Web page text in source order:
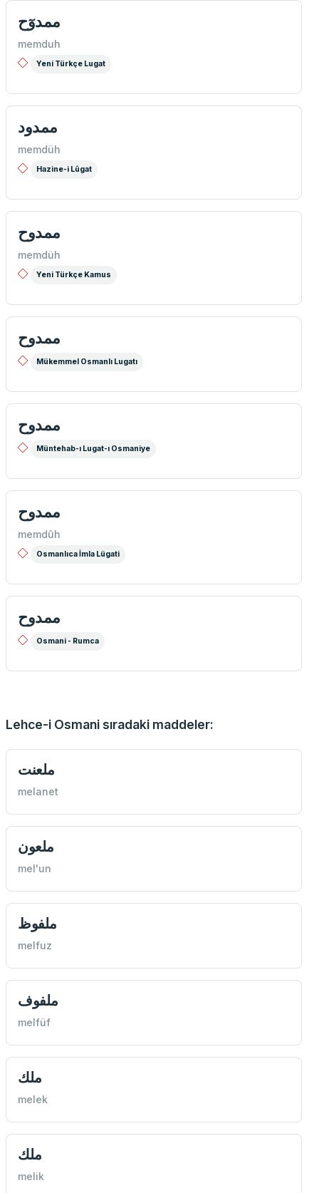
ممدوٓح
memduh
Yeni Türkçe Lugat
ممدود
memdüh
Hazine-i Lûgat
ممدوح
memdüh
Yeni Türkçe Kamus
ممدوح
Mükemmel Osmanlı Lugatı
ممدوح
Müntehab-ı Lugat-ı Osmaniye
ممدوح
memdûh
Osmanlıca İmla Lügati
ممدوح
Osmani - Rumca
Lehce-i Osmani sıradaki maddeler:
ملعنت
melanet
ملعون
mel'un
ملفوظ
melfuz
ملفوف
melfüf
ملك
melek
ملك
melik